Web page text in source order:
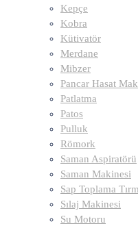
Kepçe
Kobra
Kütivatör
Merdane
Mibzer
Pancar Hasat
Patlatma
Patos
Pulluk
Römork
Saman Aspiratörü
Saman Makinesi
Sap Toplama
Sılaj Makinesi
Su Motoru